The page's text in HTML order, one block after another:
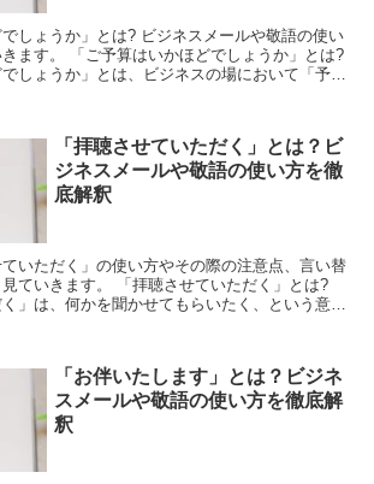
でしょうか」とは? ビジネスメールや敬語の使い
ます。 「ご予算はいかほどでしょうか」とは?
でしょうか」とは、ビジネスの場において「予め
「拝聴させていただく」とは？ビ
ジネスメールや敬語の使い方を徹
底解釈
いただく」の使い方やその際の注意点、言い替
ていきます。 「拝聴させていただく」とは?
く」は、何かを聞かせてもらいたく、という意味
「お伴いたします」とは？ビジネ
スメールや敬語の使い方を徹底解
釈